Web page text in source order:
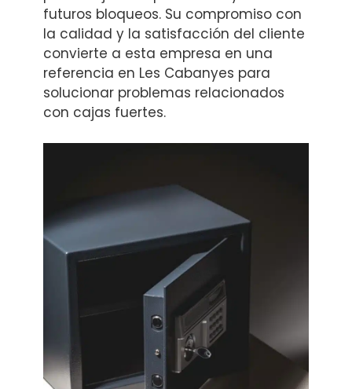
futuros bloqueos. Su compromiso con
la calidad y la satisfacción del cliente
convierte a esta empresa en una
referencia en Les Cabanyes para
solucionar problemas relacionados
con cajas fuertes.